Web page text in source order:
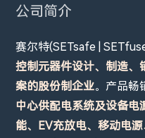
公司简介
赛尔特(SETsafe |
控制元器件设计、制造、
案的股份制企业。产品畅
中心供配电系统及设备电
能、EV充放电、移动电